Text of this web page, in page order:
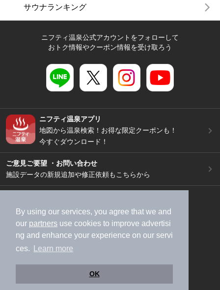
By using our services, you agree that we and
our partners use cookies to improve advertisi
ng and enhance your experience on our servi
ces.
Learn more
OK
サウナランキング
ニフティ温泉公式アカウントをフォローして
おトク情報やクーポン情報を受け取ろう
ニフティ温泉アプリ
地図から温泉検索！お得な限定クーポンも！
今すぐダウンロード！
ご意見ご要望 ・お問い合わせ
施設データの新規追加や修正依頼もこちらから
加盟店募集（資料請求）
広告出稿のご案内
利用規約
ライフスタイルMEMBERS+規約
特定商取引法に基づく表記
ヘルプ
採用情報
運営会社